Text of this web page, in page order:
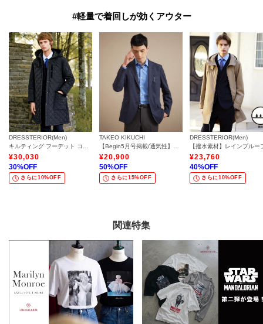
#軽量で着回しが効くアウター
DRESSTERIOR(Men)
キルティング フーデット コート
¥30,030
30%OFF
さらに10%OFF
TAKEO KIKUCHI
【Begin5月号掲載/通気性】トリコットサッカー ジャケット
¥20,900
50%OFF
さらに15%OFF
DRESSTERIOR(Men)
¥23,760
40%OFF
さらに10%OFF
関連特集